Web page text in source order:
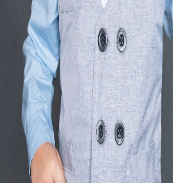
Ostrava
Zobrazit